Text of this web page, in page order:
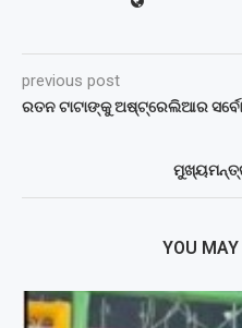
previous post
ରତନ ଟାଟାଙ୍କୁ ଅଷ୍ଟ୍ରେଲିଆର
YOU